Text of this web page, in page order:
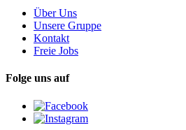
Über Uns
Unsere Gruppe
Kontakt
Freie Jobs
Folge uns auf